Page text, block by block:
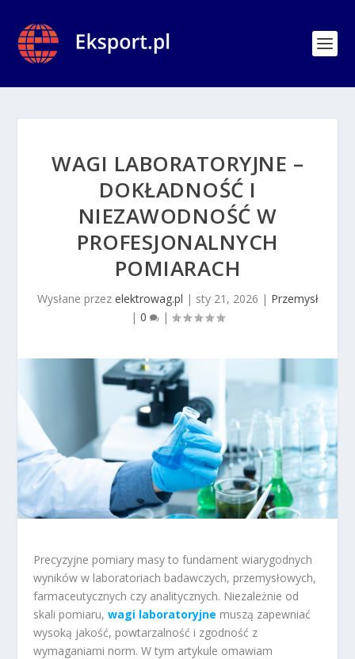
WAGI LABORATORYJNE –
DOKŁADNOŚĆ I
NIEZAWODNOŚĆ W
PROFESJONALNYCH
POMIARACH
Wysłane przez elektrowag.pl | sty 21, 2026 | Przemysł
| 0 |
Precyzyjne pomiary masy to fundament wiarygodnych
wyników w laboratoriach badawczych, przemysłowych,
farmaceutycznych czy analitycznych. Niezależnie od
skali pomiaru,wagi laboratoryjne muszą zapewniać
wysoką jakość, powtarzalność i zgodność z
wymaganiami norm. W tym artykule omawiam